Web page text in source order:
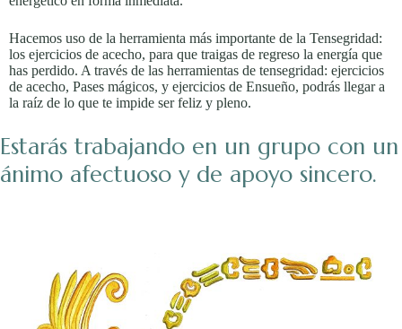
Hacemos uso de la herramienta más importante de la Tensegridad:
los ejercicios de acecho, para que traigas de regreso la energía que
has perdido. A través de las herramientas de tensegridad: ejercicios
de acecho, Pases mágicos, y ejercicios de Ensueño, podrás llegar a
la raíz de lo que te impide ser feliz y pleno.
Estarás trabajando en un grupo con un
ánimo afectuoso y de apoyo sincero.